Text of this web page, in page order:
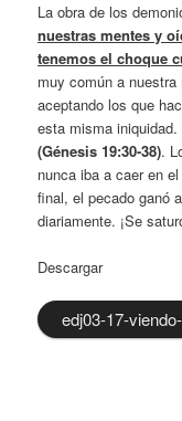
La obra de los
nuestras mentes y
tenemos el choque
muy común a
aceptando los que
esta misma iniquidad.
(Génesis 19:30-38).
nunca iba a caer en
final, el pecado ganó
diariamente. ¡Se
Descargar
edj03-17-